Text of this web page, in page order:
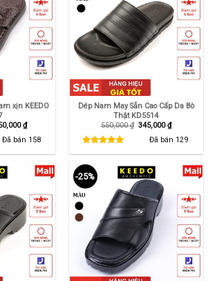
xịn KEEDO
₫.
₫Giá
hiện
tại
là:
850,000 ₫.
Đã bán 158
Dép Nam May Sẵn Cao Cấp Da Bò
Thật KD5514
550,000₫ Giá
550,000 ₫.
345,000₫Giá
hiện
tại
là:
345,000 ₫.
Đã bán 129
-25%